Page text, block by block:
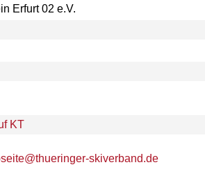
Erfurt 02 e.V.
KT
skiverband.de